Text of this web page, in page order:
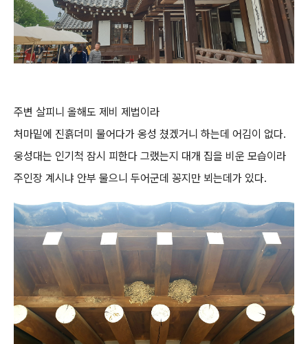
주변 살피니 올해도 제비 제법이라
처마밑에 진흙더미 물어다가 옹성 쳤겠거니 하는데 어김이 없다.
웅성대는 인기척 잠시 피한다 그랬는지 대개 집을 비운 모습이라
주인장 계시냐 안부 물으니 두어군데 꽁지만 뵈는데가 있다.